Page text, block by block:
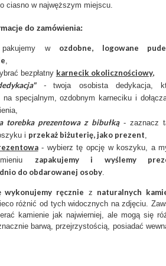
ciasno w najwęższym miejscu.
do zamówienia:
pakujemy w ozdobne, logowane
,
bezpłatny karnecik okolicznościowy,
-twoja osobista dedykacja,
na specjalnym, ozdobnym karneciku i
torebka prezentowa z bibułką- zaznacz
i przekaż biżuterię, jako prezent,
a- wybierz tę opcję w koszyku, a
zapakujemy i wyślemy
do obdarowanej osoby.
wykonujemy ręcznie z naturalnych
różnić od tych widocznych na zdjęciu.
kamienie jak najwierniej, ale mogą się
barwą, przejrzystością, posiadać